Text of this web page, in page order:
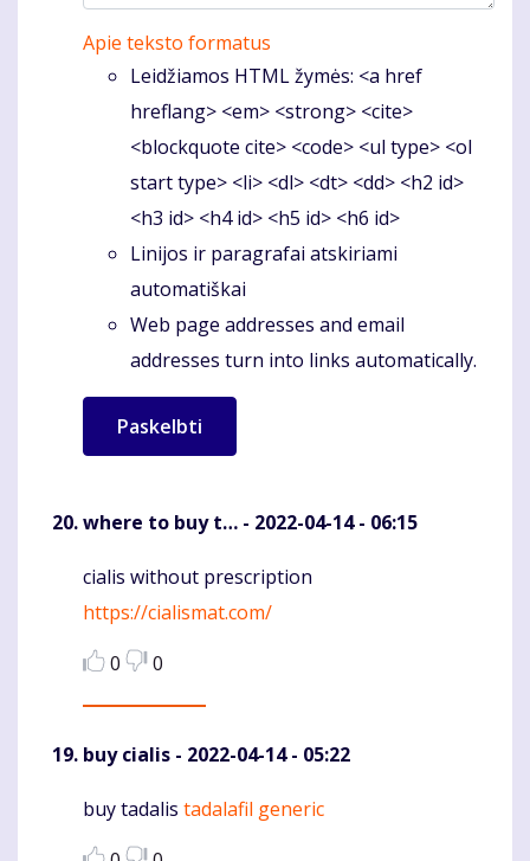
Apie teksto formatus
Leidžiamos HTML žymės: <a href
hreflang> <em> <strong> <cite>
<blockquote cite> <code> <ul type> <ol
start type> <li> <dl> <dt> <dd> <h2 id>
<h3 id> <h4 id> <h5 id> <h6 id>
Linijos ir paragrafai atskiriami
automatiškai
Web page addresses and email
addresses turn into links automatically.
where to buy t… - 2022-04-14 - 06:15
Komentaras
cialis without prescription
https://cialismat.com/
0
0
buy cialis - 2022-04-14 - 05:22
Komentaras
buy tadalis tadalafil generic